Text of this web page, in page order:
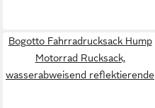
Bogotto Fahrradrucksack Hump
Motorrad Rucksack,
wasserabweisend reflektierende